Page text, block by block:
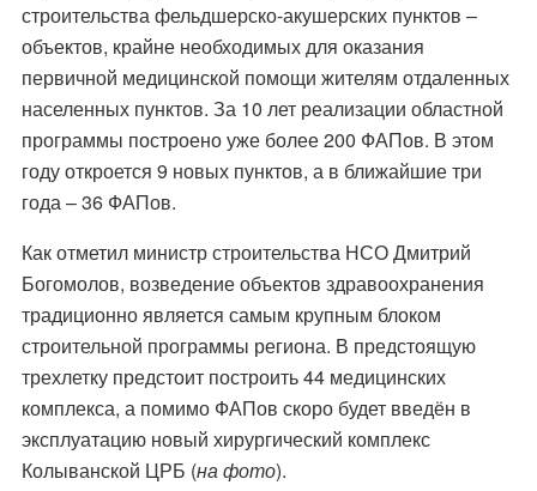
строительства фельдшерско-акушерских пунктов –
объектов, крайне необходимых для оказания
первичной медицинской помощи жителям отдаленных
населенных пунктов. За 10 лет реализации областной
программы построено уже более 200 ФАПов. В этом
году откроется 9 новых пунктов, а в ближайшие три
года – 36 ФАПов.
Как отметил министр строительства НСО Дмитрий
Богомолов, возведение объектов здравоохранения
традиционно является самым крупным блоком
строительной программы региона. В предстоящую
трехлетку предстоит построить 44 медицинских
комплекса, а помимо ФАПов скоро будет введён в
эксплуатацию новый хирургический комплекс
Колыванской ЦРБ (на фото).